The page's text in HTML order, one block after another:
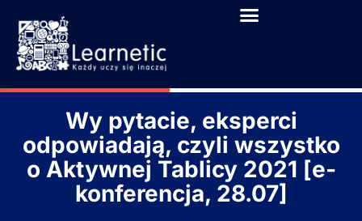
Wy pytacie, eksperci
odpowiadają, czyli wszystko
o Aktywnej Tablicy 2021 [e-
konferencja, 28.07]